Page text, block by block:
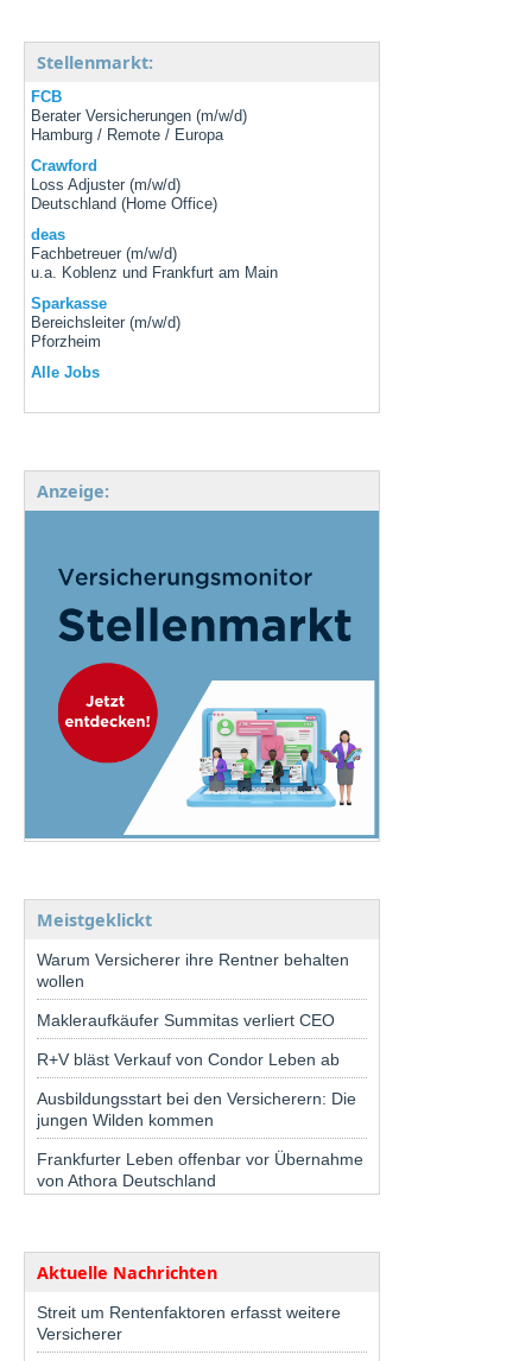
Stellenmarkt:
FCB
Berater Versicherungen (m/w/d)
Hamburg / Remote / Europa
Crawford
Loss Adjuster (m/w/d)
Deutschland (Home Office)
deas
Fachbetreuer (m/w/d)
u.a. Koblenz und Frankfurt am Main
Sparkasse
Bereichsleiter (m/w/d)
Pforzheim
Alle Jobs
Anzeige:
Meistgeklickt
Warum Versicherer ihre Rentner behalten
wollen
Makleraufkäufer Summitas verliert CEO
R+V bläst Verkauf von Condor Leben ab
Ausbildungsstart bei den Versicherern: Die
jungen Wilden kommen
Frankfurter Leben offenbar vor Übernahme
von Athora Deutschland
Aktuelle Nachrichten
Streit um Rentenfaktoren erfasst weitere
Versicherer